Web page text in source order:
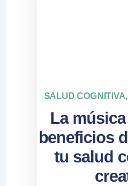
SALUD COGNITIVA,
La
beneficios
tu salud